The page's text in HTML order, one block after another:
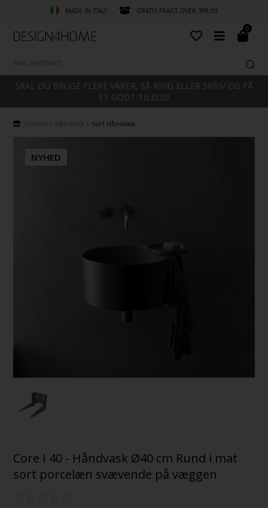
MADE IN ITALY GRATIS FRAGT OVER 399,00
0
SKAL DU BRUGE FLERE VARER, SÅ RING ELLER SKRIV OG FÅ
ET GODT TILBUD
Forside Håndvask Sort Håndvask
NYHED
Core I 40 - Håndvask Ø40 cm Rund i mat
sort porcelæn svævende på væggen